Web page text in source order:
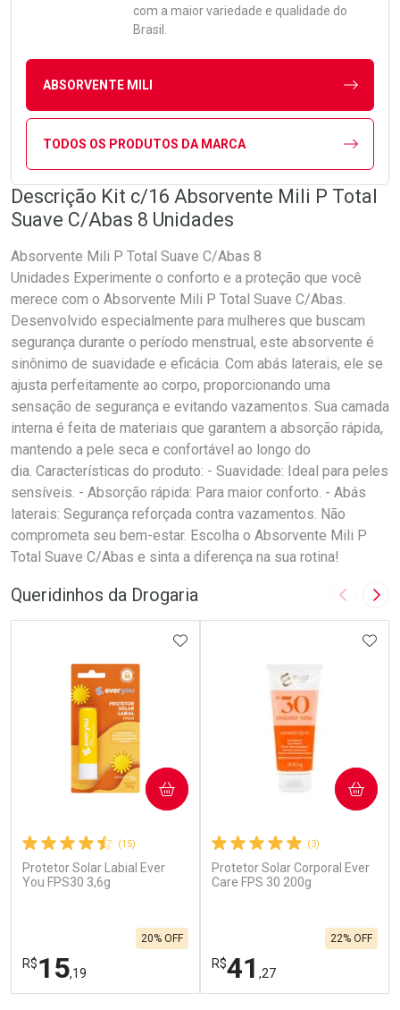
com a maior variedade e qualidade do
Brasil.
ABSORVENTE MILI
TODOS OS PRODUTOS DA MARCA
Descrição Kit c/16 Absorvente Mili P Total
Suave C/Abas 8 Unidades
Absorvente Mili P Total Suave C/Abas 8
Unidades Experimente o conforto e a proteção que você
merece com o Absorvente Mili P Total Suave C/Abas.
Desenvolvido especialmente para mulheres que buscam
segurança durante o período menstrual, este absorvente é
sinônimo de suavidade e eficácia. Com abás laterais, ele se
ajusta perfeitamente ao corpo, proporcionando uma
sensação de segurança e evitando vazamentos. Sua camada
interna é feita de materiais que garantem a absorção rápida,
mantendo a pele seca e confortável ao longo do
dia. Características do produto: - Suavidade: Ideal para peles
sensíveis. - Absorção rápida: Para maior conforto. - Abás
laterais: Segurança reforçada contra vazamentos. Não
comprometa seu bem-estar. Escolha o Absorvente Mili P
Total Suave C/Abas e sinta a diferença na sua rotina!
Queridinhos da Drogaria Imagem
(15)
Protetor Solar Labial Ever
You FPS30 3,6g
R$15,19
20% OFF
ADICIONAR AOS FAVORITOS
COMPRAR
(3)
Protetor Solar Corporal Ever
Care FPS 30 200g
R$41 ,27
22% OFF
COMPRAR